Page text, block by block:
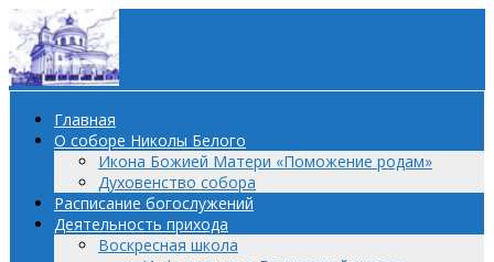
Главная
О соборе Николы Белого
Икона Божией Матери «Поможение родам»
Духовенство собора
Расписание богослужений
Деятельность прихода
Воскресная школа